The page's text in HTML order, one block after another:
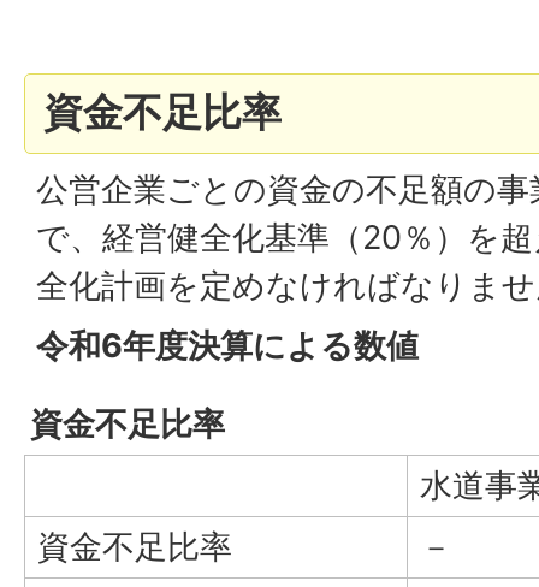
資金不足比率
公営企業ごとの資金の不足額の
で、経営健全化基準（20％）を
全化計画を定めなければなりま
令和6年度決算による数値
資金不足比率
水道事
資金不足比率
－